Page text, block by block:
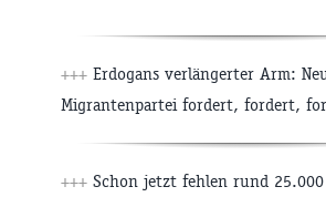
+++ Erdogans verlängerter Arm:
Migrantenpartei fordert, fordert,
+++ Schon jetzt fehlen rund 25.000